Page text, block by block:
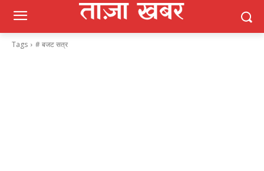
Tags # बजट सत्र